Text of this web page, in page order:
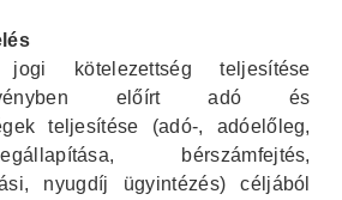
kötelezettség teljesítése
előírt adó és
teljesítése (adó-, adóelőleg,
bérszámfejtés,
nyugdíj ügyintézés) céljából